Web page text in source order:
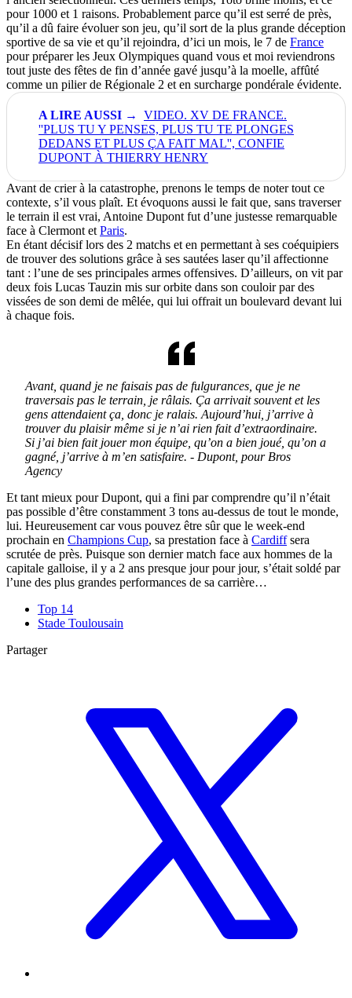
pour 1000 et 1 raisons. Probablement parce qu’il est serré de près,
qu’il a dû faire évoluer son jeu, qu’il sort de la plus grande déception
sportive de sa vie et qu’il rejoindra, d’ici un mois, le 7 de France
pour préparer les Jeux Olympiques quand vous et moi reviendrons
tout juste des fêtes de fin d’année gavé jusqu’à la moelle, affûté
comme un pilier de Régionale 2 et en surcharge pondérale évidente.
VIDEO. XV DE FRANCE.
''PLUS TU Y PENSES, PLUS TU TE PLONGES
DEDANS ET PLUS ÇA FAIT MAL'', CONFIE
DUPONT À THIERRY HENRY
Avant de crier à la catastrophe, prenons le temps de noter tout ce
contexte, s’il vous plaît. Et évoquons aussi le fait que, sans traverser
le terrain il est vrai, Antoine Dupont fut d’une justesse remarquable
face à Clermont et Paris.
En étant décisif lors des 2 matchs et en permettant à ses coéquipiers
de trouver des solutions grâce à ses sautées laser qu’il affectionne
tant : l’une de ses principales armes offensives. D’ailleurs, on vit par
deux fois Lucas Tauzin mis sur orbite dans son couloir par des
vissées de son demi de mêlée, qui lui offrait un boulevard devant lui
à chaque fois.
Avant, quand je ne faisais pas de fulgurances, que je ne
traversais pas le terrain, je râlais. Ça arrivait souvent et les
gens attendaient ça, donc je ralais. Aujourd’hui, j’arrive à
trouver du plaisir même si je n’ai rien fait d’extraordinaire.
Si j’ai bien fait jouer mon équipe, qu’on a bien joué, qu’on a
gagné, j’arrive à m’en satisfaire. - Dupont, pour Bros
Agency
Et tant mieux pour Dupont, qui a fini par comprendre qu’il n’était
pas possible d’être constamment 3 tons au-dessus de tout le monde,
lui. Heureusement car vous pouvez être sûr que le week-end
prochain en Champions Cup, sa prestation face à Cardiffsera
scrutée de près. Puisque son dernier match face aux hommes de la
capitale galloise, il y a 2 ans presque jour pour jour, s’était soldé par
l’une des plus grandes performances de sa carrière…
Top 14
Stade Toulousain
Partager